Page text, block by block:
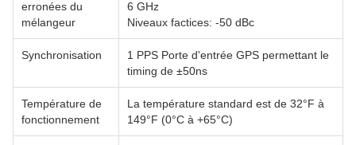
erronées du
mélangeur
6 GHz
Niveaux factices: -50 dBc
Synchronisation
1 PPS Porte d'entrée GPS permettant le
timing de ±50ns
Température de
fonctionnement
La température standard est de 32°F à
149°F (0°C à +65°C)